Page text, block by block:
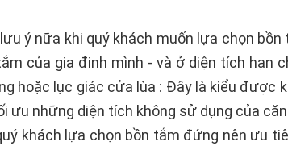
ý nữa khi quý khách muốn lựa chọn
của gia đinh mình - và ở diện tích hạn
hoặc lục giác cửa lùa : Đây là kiểu được
ưu những diện tích không sử dụng của căn
khách lựa chọn bồn tắm đứng nên ưu